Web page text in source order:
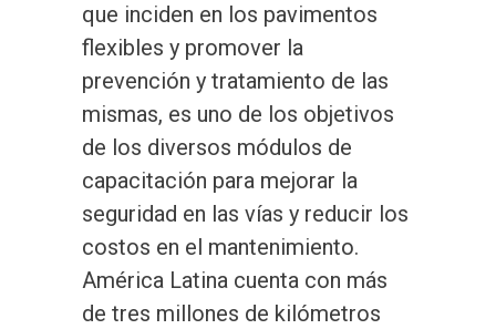
que inciden en los pavimentos
flexibles y promover la
prevención y tratamiento de las
mismas, es uno de los objetivos
de los diversos módulos de
capacitación para mejorar la
seguridad en las vías y reducir los
costos en el mantenimiento.
América Latina cuenta con más
de tres millones de kilómetros